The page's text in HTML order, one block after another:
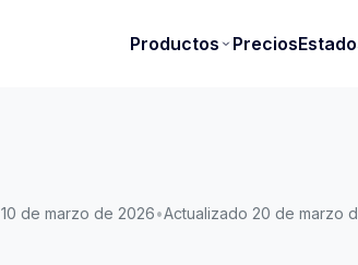
Productos Precios
10 de marzo de 2026•Actualizado 20 de marzo